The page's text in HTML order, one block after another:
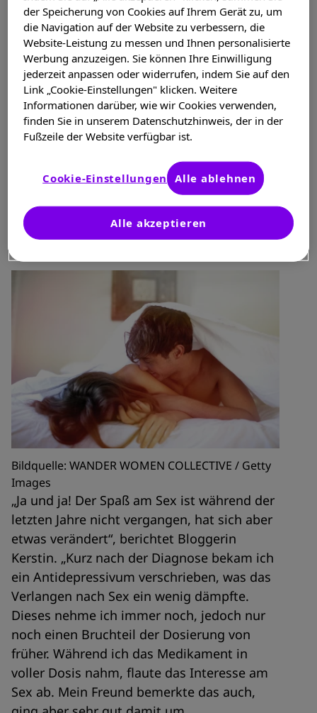
Thema „Sexualität und MS“ Stellung
genommen. Sie beschreiben, wie die MS mit
ihren tausend Gesichtern die eigene
Körperwahrnehmung und damit auch den
Sex verändert hat und wie es ihnen
gelungen ist, diese Veränderungen in etwas
Positives zu verwandeln. Was ihnen
über den eigenen Körper und über das, was
ihnen guttut und was nicht.
Habe ich noch Spaß am Sex? Habe ich
überhaupt welchen?
Bildquelle: WANDER WOMEN COLLECTIVE / Getty
Images
„Ja und ja! Der Spaß am Sex ist während der
letzten Jahre nicht vergangen, hat sich aber
etwas verändert“, berichtet Bloggerin
Kerstin. „Kurz nach der Diagnose bekam ich
ein Antidepressivum verschrieben, was das
Verlangen nach Sex ein wenig dämpfte.
Dieses nehme ich immer noch, jedoch nur
noch einen Bruchteil der Dosierung von
früher. Während ich das Medikament in
voller Dosis nahm, flaute das Interesse am
Sex ab. Mein Freund bemerkte das auch,
der Speicherung von Cookies auf Ihrem Gerät zu, um
die Navigation auf der Website zu verbessern, die
Website-Leistung zu messen und Ihnen personalisierte
Werbung anzuzeigen. Sie können Ihre Einwilligung
jederzeit anpassen oder widerrufen, indem Sie auf den
Link „Cookie-Einstellungen" klicken. Weitere
Informationen darüber, wie wir Cookies verwenden,
finden Sie in unserem Datenschutzhinweis, der in der
Fußzeile der Website verfügbar ist.
Cookie-Einstellungen
Alle akzeptieren
Alle ablehnen